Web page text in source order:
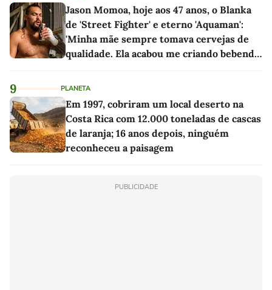
Jason Momoa, hoje aos 47 anos, o Blanka
de 'Street Fighter' e eterno 'Aquaman':
'Minha mãe sempre tomava cervejas de
qualidade. Ela acabou me criando bebendo
9 PLANETA
Em 1997, cobriram um local deserto na
Costa Rica com 12.000 toneladas de cascas
de laranja; 16 anos depois, ninguém
reconheceu a paisagem
PUBLICIDADE